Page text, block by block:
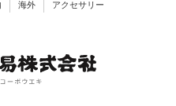
海外 アクセサリー